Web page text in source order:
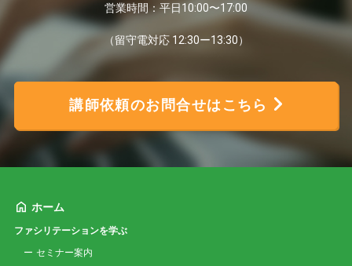
営業時間：平日10:00〜17:00
（留守電対応 12:30ー13:30）
講師依頼のお問合せはこちら
ホーム
ファシリテーションを学ぶ
セミナー案内